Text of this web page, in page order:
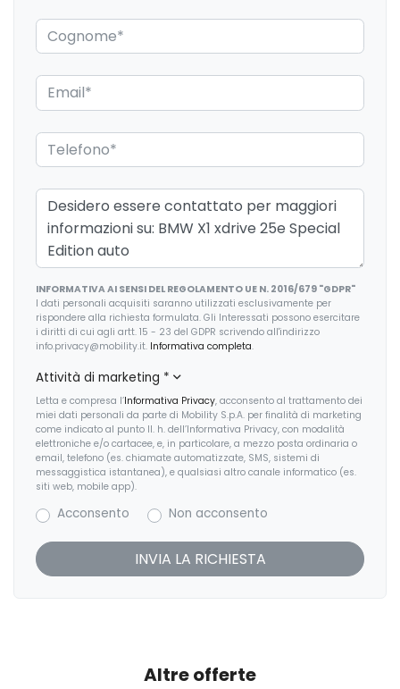
INFORMATIVA AI SENSI DEL REGOLAMENTO UE N. 2016/679 "GDPR"
I dati personali acquisiti saranno utilizzati esclusivamente per
rispondere alla richiesta formulata. Gli Interessati possono esercitare
i diritti di cui agli artt. 15 - 23 del GDPR scrivendo all'indirizzo
info.privacy@mobility.it. Informativa completa.
Attività di marketing *
Letta e compresa l’Informativa Privacy, acconsento al trattamento dei
miei dati personali da parte di Mobility S.p.A. per finalità di marketing
come indicato al punto II. h. dell’Informativa Privacy, con modalità
elettroniche e/o cartacee, e, in particolare, a mezzo posta ordinaria o
email, telefono (es. chiamate automatizzate, SMS, sistemi di
messaggistica istantanea), e qualsiasi altro canale informatico (es.
siti web, mobile app).
Acconsento Non acconsento
Altre offerte